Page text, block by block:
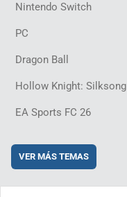
Nintendo Switch
PC
Dragon Ball
Hollow Knight: Silksong
EA Sports FC 26
VER MÁS TEMAS